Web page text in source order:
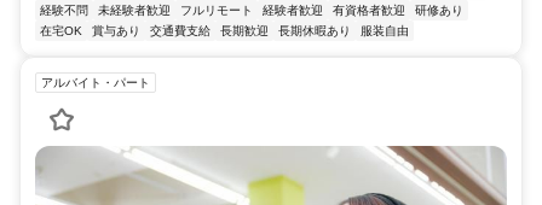
経験不問
未経験者歓迎 フルリモート 経験者歓迎 有資格者歓迎
研修あり
在宅OK
賞与あり 交通費支給 長期歓迎 長期休暇あり 服装自由
アルバイト・パート